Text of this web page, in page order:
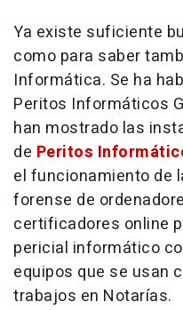
Ya existe suficiente
como para saber
Informática. Se ha
Peritos Informáticos
han mostrado las
de Peritos
el funcionamiento de
forense de
certificadores online
pericial informático
equipos que se usan
trabajos en Notarías.